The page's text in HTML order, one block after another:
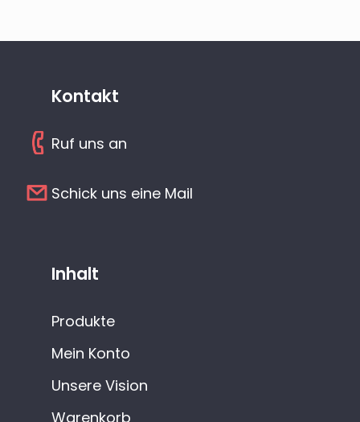
Kontakt
Ruf uns an
Schick uns eine Mail
Inhalt
Produkte
Mein Konto
Unsere Vision
Warenkorb